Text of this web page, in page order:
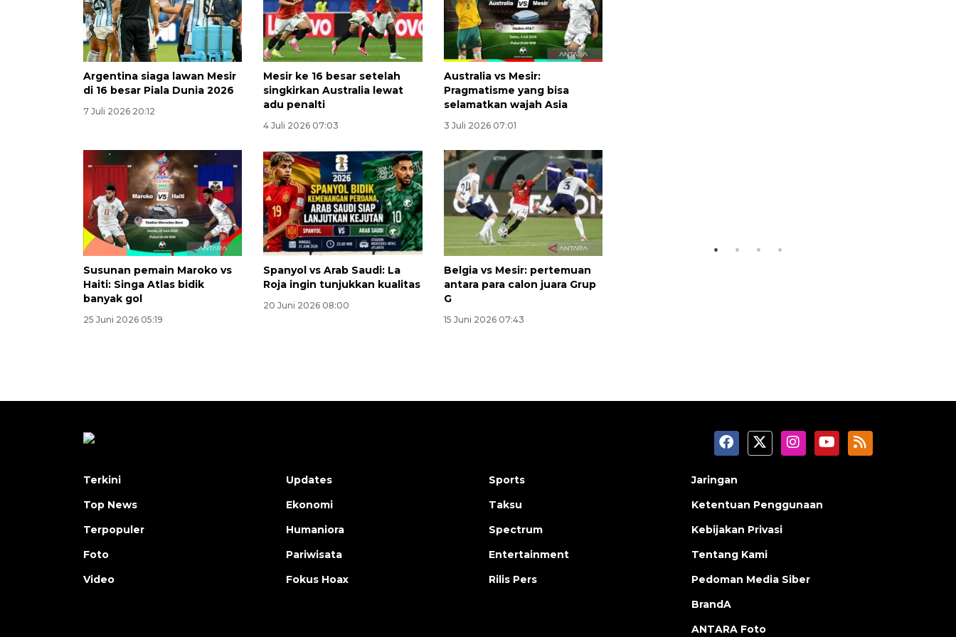
Argentina siaga lawan Mesir
di 16 besar Piala Dunia 2026
7 Juli 2026 20:12
Mesir ke 16 besar setelah
singkirkan Australia lewat
adu penalti
4 Juli 2026 07:03
Australia vs Mesir:
Pragmatisme yang bisa
selamatkan wajah Asia
3 Juli 2026 07:01
Susunan pemain Maroko vs
Haiti: Singa Atlas bidik
banyak gol
25 Juni 2026 05:19
Spanyol vs Arab Saudi: La
Roja ingin tunjukkan kualitas
20 Juni 2026 08:00
Belgia vs Mesir: pertemuan
antara para calon juara Grup
G
15 Juni 2026 07:43
Waspadai penyakit saat
musim kemarau
2026-08-05 12:00:00
Terkini
Top News
Terpopuler
Foto
Video
Updates
Ekonomi
Humaniora
Pariwisata
Fokus Hoax
Sports
Taksu
Spectrum
Entertainment
Rilis Pers
Jaringan
Ketentuan Penggunaan
Kebijakan Privasi
Tentang Kami
Pedoman Media Siber
BrandA
ANTARA Foto